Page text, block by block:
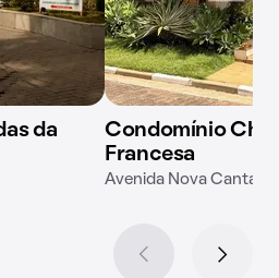
da
Condomínio
Francesa
Avenida Nova